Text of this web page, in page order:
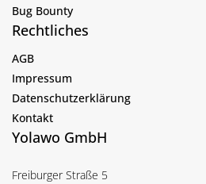
Bug Bounty
Rechtliches
AGB
Impressum
Datenschutzerklärung
Kontakt
Yolawo GmbH
Freiburger Straße 5